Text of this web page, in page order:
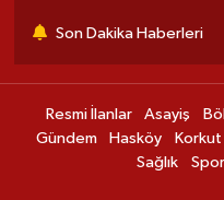
Son Dakika Haberleri
Resmi İlanlar Asayiş
Gündem
Hasköy Korkut
Sağlık
Spor